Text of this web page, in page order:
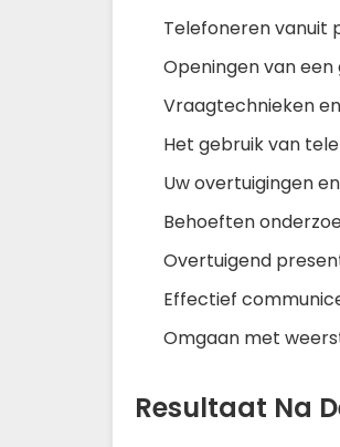
Telefoneren vanuit
Openingen van een
Vraagtechnieken
Het gebruik van
Uw overtuigingen
Behoeften
Overtuigend
Effectief
Omgaan met
Resultaat Na